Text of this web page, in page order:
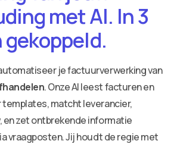
met AI. In 3
je factuurverwerking van
. Onze AI leest facturen en
matcht leverancier,
en zet ontbrekende informatie
vraagposten. Jij houdt de regie met